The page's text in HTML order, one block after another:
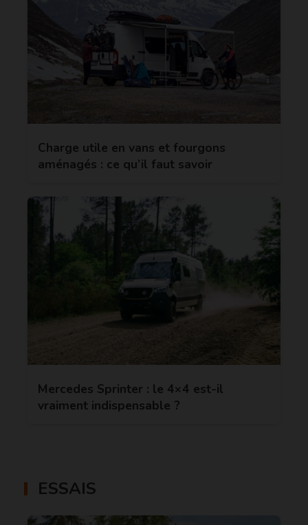
Charge utile en vans et fourgons
aménagés : ce qu’il faut savoir
Mercedes Sprinter : le 4×4 est-il
vraiment indispensable ?
ESSAIS